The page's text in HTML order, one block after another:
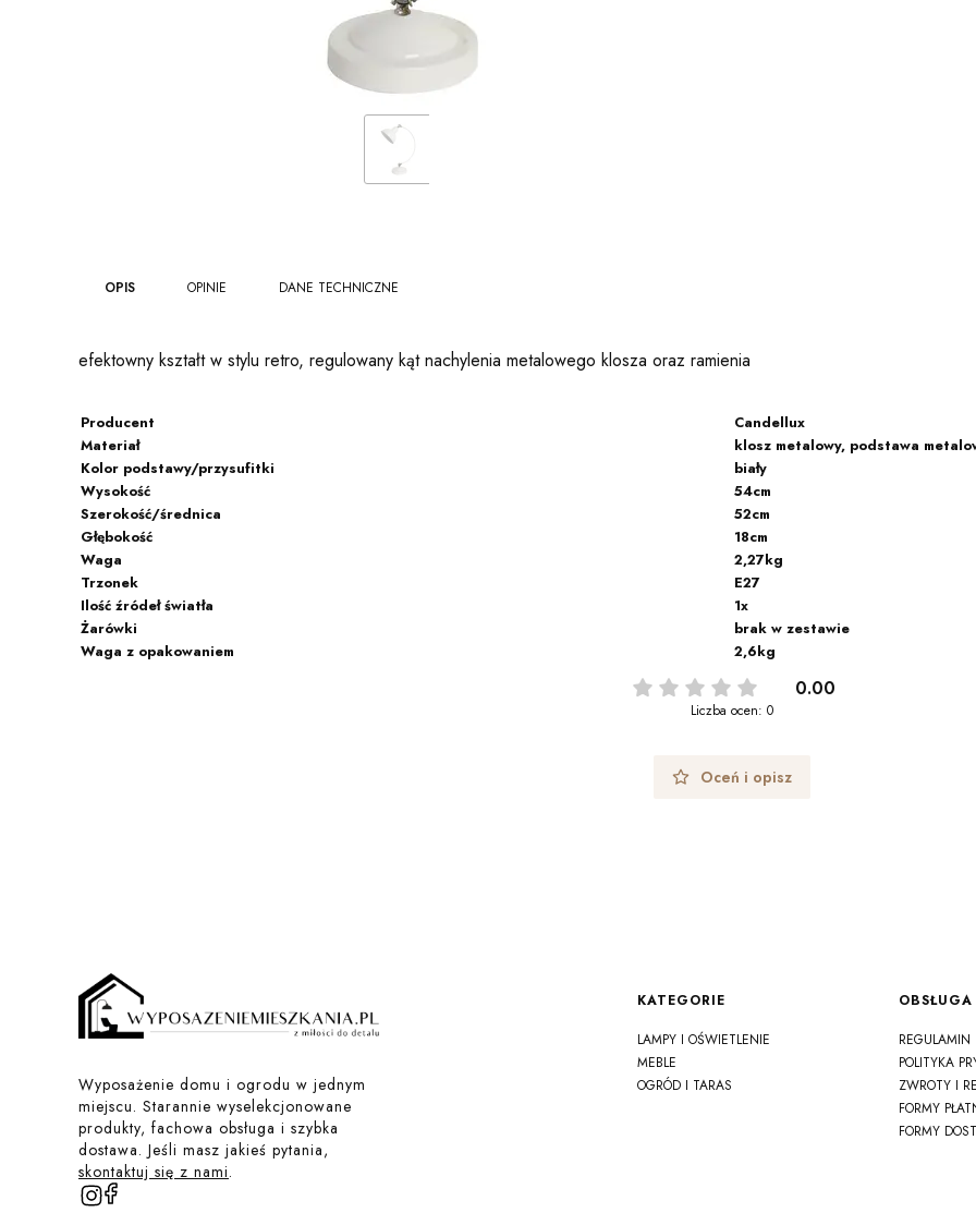
OPIS OPINIE DANE TECHNICZNE
efektowny kształt w stylu retro, regulowany kąt nachylenia metalowego klosza oraz ramienia
Producent
Candellux
Materiał
klosz metalowy, podstawa
Kolor podstawy/przysufitki
biały
Wysokość
54cm
Szerokość/średnica
52cm
Głębokość
18cm
Waga
2,27kg
Trzonek
E27
Ilość źródeł światła
1x
Żarówki
brak w zestawie
Waga z opakowaniem
2,6kg
0.00
Liczba ocen: 0
Oceń i opisz
Wyposażenie domu i ogrodu w jednym
miejscu. Starannie wyselekcjonowane
produkty, fachowa obsługa i szybka
dostawa. Jeśli masz jakieś pytania,
skontaktuj się z nami.
Linki w stopce
KATEGORIE
LAMPY I OŚWIETLENIE
MEBLE
OGRÓD I TARAS
REGULAMIN
POLITYKA
ZWROTY I
FORMY
FORMY